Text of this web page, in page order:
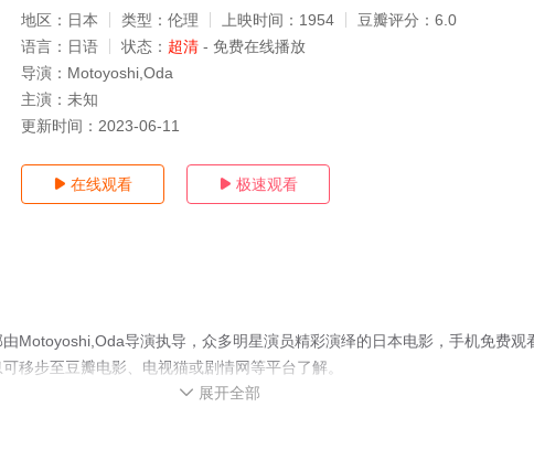
地区： 日本 类型： 伦理 上映时间： 1954 豆瓣评分： 6.0
语言： 日语 状态： 超清 - 免费在线播放
导演： Motoyoshi,Oda
主演： 未知
更新时间： 2023-06-11
 在线观看  极速观看
Motoyoshi,Oda导演执导，众多明星演员精彩演绎的日本电影，手机免费观
移步至豆瓣电影、电视猫或剧情网等平台了解。
 展开全部